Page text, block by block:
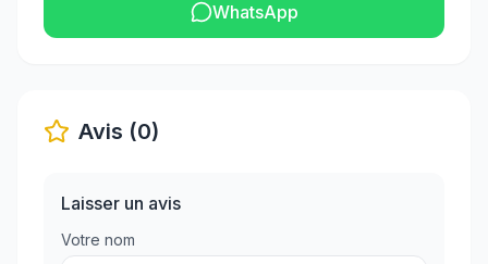
WhatsApp
Avis (0)
Laisser un avis
Votre nom